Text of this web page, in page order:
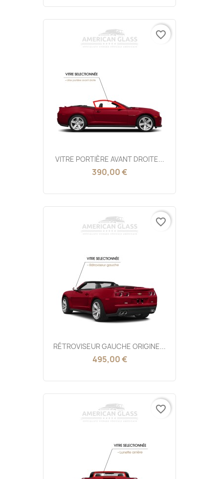
VITRE PORTIÈRE AVANT DROITE...
390,00 €
favorite_border
RÉTROVISEUR GAUCHE ORIGINE...
495,00 €
favorite_border
favorite_border